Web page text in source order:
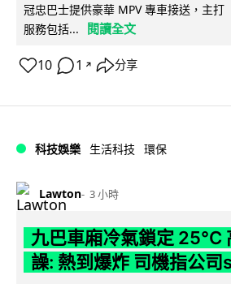
冠忠巴士提供豪華 MPV 專車接送，主打
服務包括...
閱讀全文
10 1 ↗ 分享
科技娛樂 生活科技 環保
Lawton 3 小時
九巴車廂冷氣鎖定 25°C
譟: 熱到爆炸 司機指公